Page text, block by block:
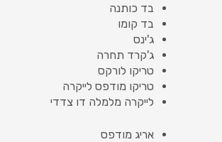
בד כותנה
בד קומו
ג'ינס
ג'קרד תחרה
טריקו לורקס
טריקו מודפס לייקרה
לייקרה מלמלה דו צדדי
אריג מודפס